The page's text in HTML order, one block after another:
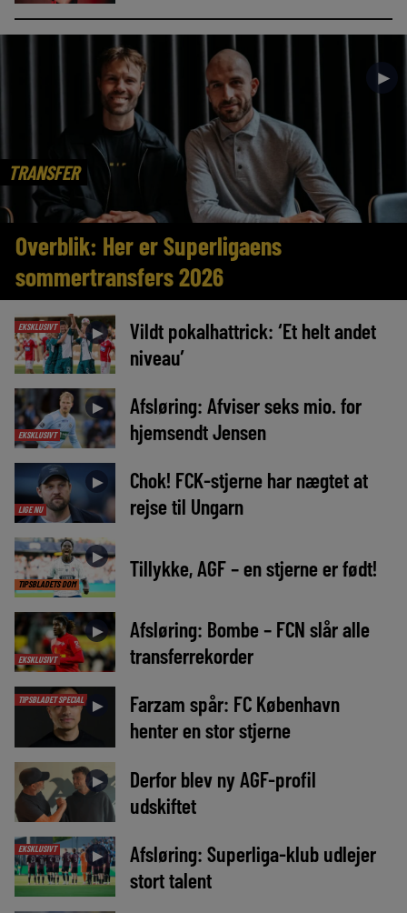
TRANSFER
►
Overblik: Her er Superligaens
sommertransfers 2026
EKSKLUSIVT ►
Vildt pokalhattrick: ‘Et helt andet
niveau’
EKSKLUSIVT
►
Afsløring: Afviser seks mio. for
hjemsendt Jensen
LIGE NU
►
Chok! FCK-stjerne har nægtet at
rejse til Ungarn
TIPSBLADETS DOM
► Tillykke, AGF – en stjerne er født!
EKSKLUSIVT
►
Afsløring: Bombe – FCN slår alle
transferrekorder
TIPSBLADET SPECIAL ►
Farzam spår: FC København
henter en stor stjerne
►
Derfor blev ny AGF-profil
udskiftet
EKSKLUSIVT ►
Afsløring: Superliga-klub udlejer
stort talent